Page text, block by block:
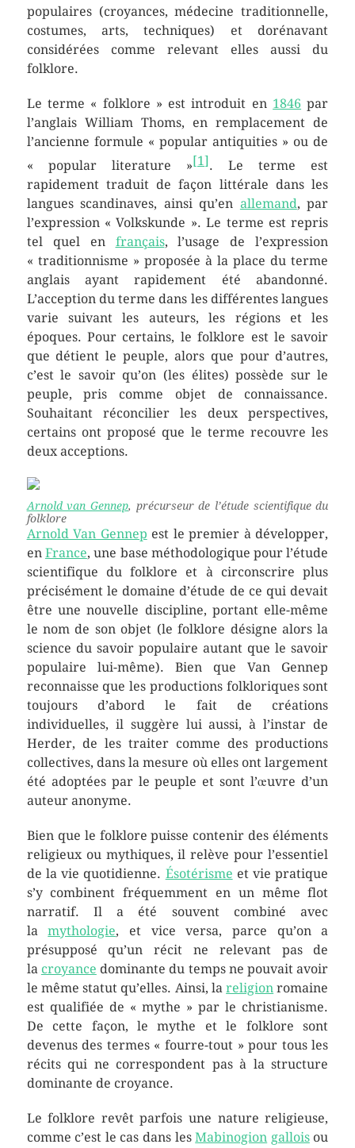
populaires (croyances, médecine traditionnelle,
costumes, arts, techniques) et dorénavant
considérées comme relevant elles aussi du
folklore.
Le terme « folklore » est introduit en 1846 par
l’anglais William Thoms, en remplacement de
l’ancienne formule « popular antiquities » ou de
« popular literature »[1]. Le terme est
rapidement traduit de façon littérale dans les
langues scandinaves, ainsi qu’en allemand, par
l’expression «Volkskunde ». Le terme est repris
tel quel en français, l’usage de l’expression
« traditionnisme » proposée à la place du terme
anglais ayant rapidement été abandonné.
L’acception du terme dans les différentes langues
varie suivant les auteurs, les régions et les
époques. Pour certains, le folklore est le savoir
que détient le peuple, alors que pour d’autres,
c’est le savoir qu’on (les élites) possède sur le
peuple, pris comme objet de connaissance.
Souhaitant réconcilier les deux perspectives,
certains ont proposé que le terme recouvre les
deux acceptions.
Arnold van Gennep, précurseur de l’étude scientifique du
folklore
Arnold Van Gennep est le premier à développer,
en France, une base méthodologique pour l’étude
scientifique du folklore et à circonscrire plus
précisément le domaine d’étude de ce qui devait
être une nouvelle discipline, portant elle-même
le nom de son objet (le folklore désigne alors la
science du savoir populaire autant que le savoir
populaire lui-même). Bien que Van Gennep
reconnaisse que les productions folkloriques sont
toujours d’abord le fait de créations
individuelles, il suggère lui aussi, à l’instar de
Herder, de les traiter comme des productions
collectives, dans la mesure où elles ont largement
été adoptées par le peuple et sont l’œuvre d’un
auteur anonyme.
Bien que le folklore puisse contenir des éléments
religieux ou mythiques, il relève pour l’essentiel
de la vie quotidienne. Ésotérisme et vie pratique
s’y combinent fréquemment en un même flot
narratif. Il a été souvent combiné avec
lamythologie, et vice versa, parce qu’on a
présupposé qu’un récit ne relevant pas de
la croyance dominante du temps ne pouvait avoir
le même statut qu’elles. Ainsi, lareligion romaine
est qualifiée de « mythe » par le christianisme.
De cette façon, le mythe et le folklore sont
devenus des termes « fourre-tout » pour tous les
récits qui ne correspondent pas à la structure
dominante de croyance.
Le folklore revêt parfois une nature religieuse,
comme c’est le cas dans lesMabinogion galloisou